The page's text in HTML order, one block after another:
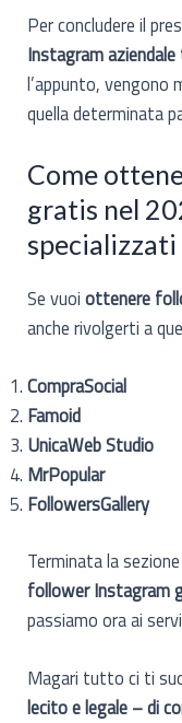
Per concludere il
Instagram
l’appunto,
quella determinata
Come
gratis nel
specializzati
Se vuoiottenere
anche rivolgerti a
CompraSocial
Famoid
UnicaWeb Studio
MrPopular
FollowersGallery
Terminata la
follower Instagram
passiamo ora ai
Magari tutto ci ti
lecito e legale – di